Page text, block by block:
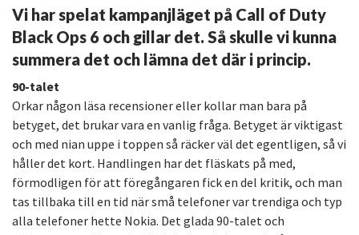
Vi har spelat kampanjläget på Call of Duty
Black Ops 6 och gillar det. Så skulle vi kunna
summera det och lämna det där i princip.
90-talet
Orkar någon läsa recensioner eller kollar man bara på
betyget, det brukar vara en vanlig fråga. Betyget är viktigast
och med nian uppe i toppen så räcker väl det egentligen, så vi
håller det kort. Handlingen har det fläskats på med,
förmodligen för att föregångaren fick en del kritik, och man
tas tillbaka till en tid när små telefoner var trendiga och typ
alla telefoner hette Nokia. Det glada 90-talet och